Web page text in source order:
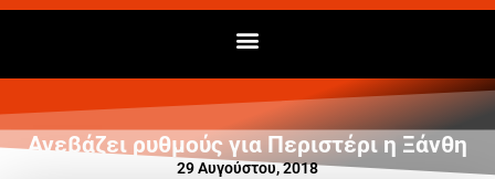
Ανεβάζει ρυθμούς για Περιστέρι η Ξάνθη
29 Αυγούστου, 2018